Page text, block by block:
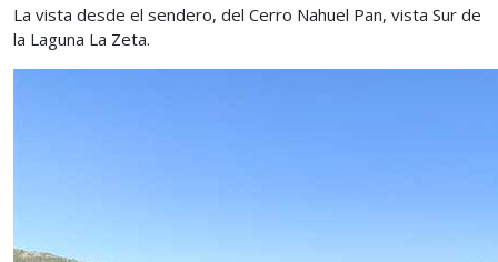
La vista desde el sendero, del Cerro Nahuel Pan, vista Sur de
la Laguna La Zeta.